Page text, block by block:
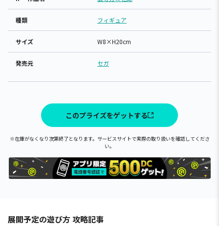
種類 フィギュア
サイズ W8×H20cm
発売元 セガ
このプライズをゲットする
※在庫がなくなり次第終了となります。サービスサイトで実際の取り扱いを確認してくださ
い。
展開予定の遊び方 攻略記事